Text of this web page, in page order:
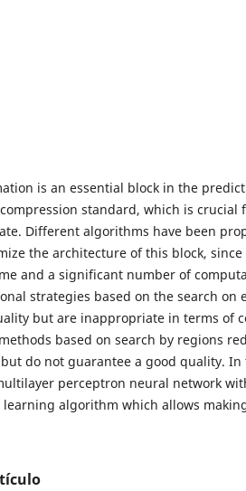
is an essential block in the
compression standard, which is crucial
Different algorithms have been
the architecture of this block,
and a significant number of
strategies based on the search on
but are inappropriate in terms of
based on search by regions
do not guarantee a good quality.
perceptron neural network
algorithm which allows